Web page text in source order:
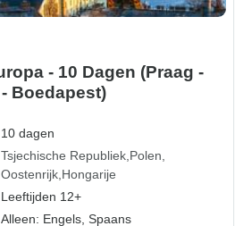
- 10 Dagen (Praag -
Boedapest)
10 dagen
Tsjechische Republiek Polen
Oostenrijk Hongarije
Leeftijden 12+
Alleen: Engels, Spaans